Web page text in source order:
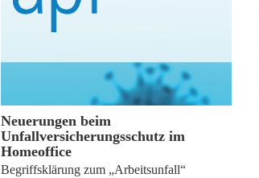
30. Mai 2022
Neuerungen beim
Unfallversicherungsschutz im
Homeoffice
Begriffsklärung zum „Arbeitsunfall“